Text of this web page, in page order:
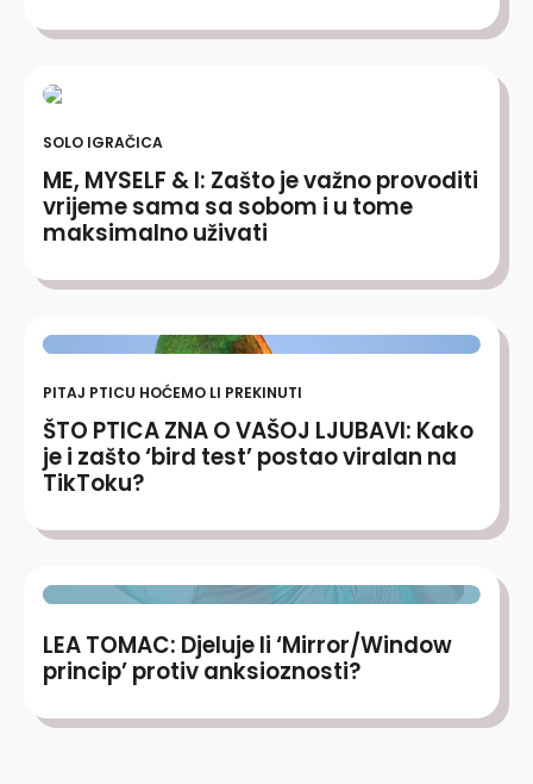
SOLO IGRAČICA
ME, MYSELF & I: Zašto je važno provoditi
vrijeme sama sa sobom i u tome
maksimalno uživati
PITAJ PTICU HOĆEMO LI PREKINUTI
ŠTO PTICA ZNA O VAŠOJ LJUBAVI: Kako
je i zašto ‘bird test’ postao viralan na
TikToku?
LEA TOMAC: Djeluje li ‘Mirror/Window
princip’ protiv anksioznosti?